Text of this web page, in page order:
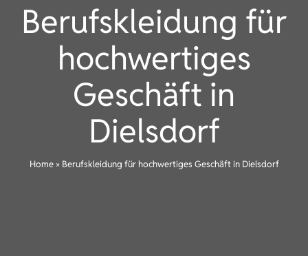
ÜBER UNS
DIENSTLEISTUNGEN
BEKLEIDUNG
REFERENZEN
Berufskleidung für
hochwertiges
Geschäft in
Dielsdorf
Home» Berufskleidung für hochwertiges Geschäft in Dielsdorf